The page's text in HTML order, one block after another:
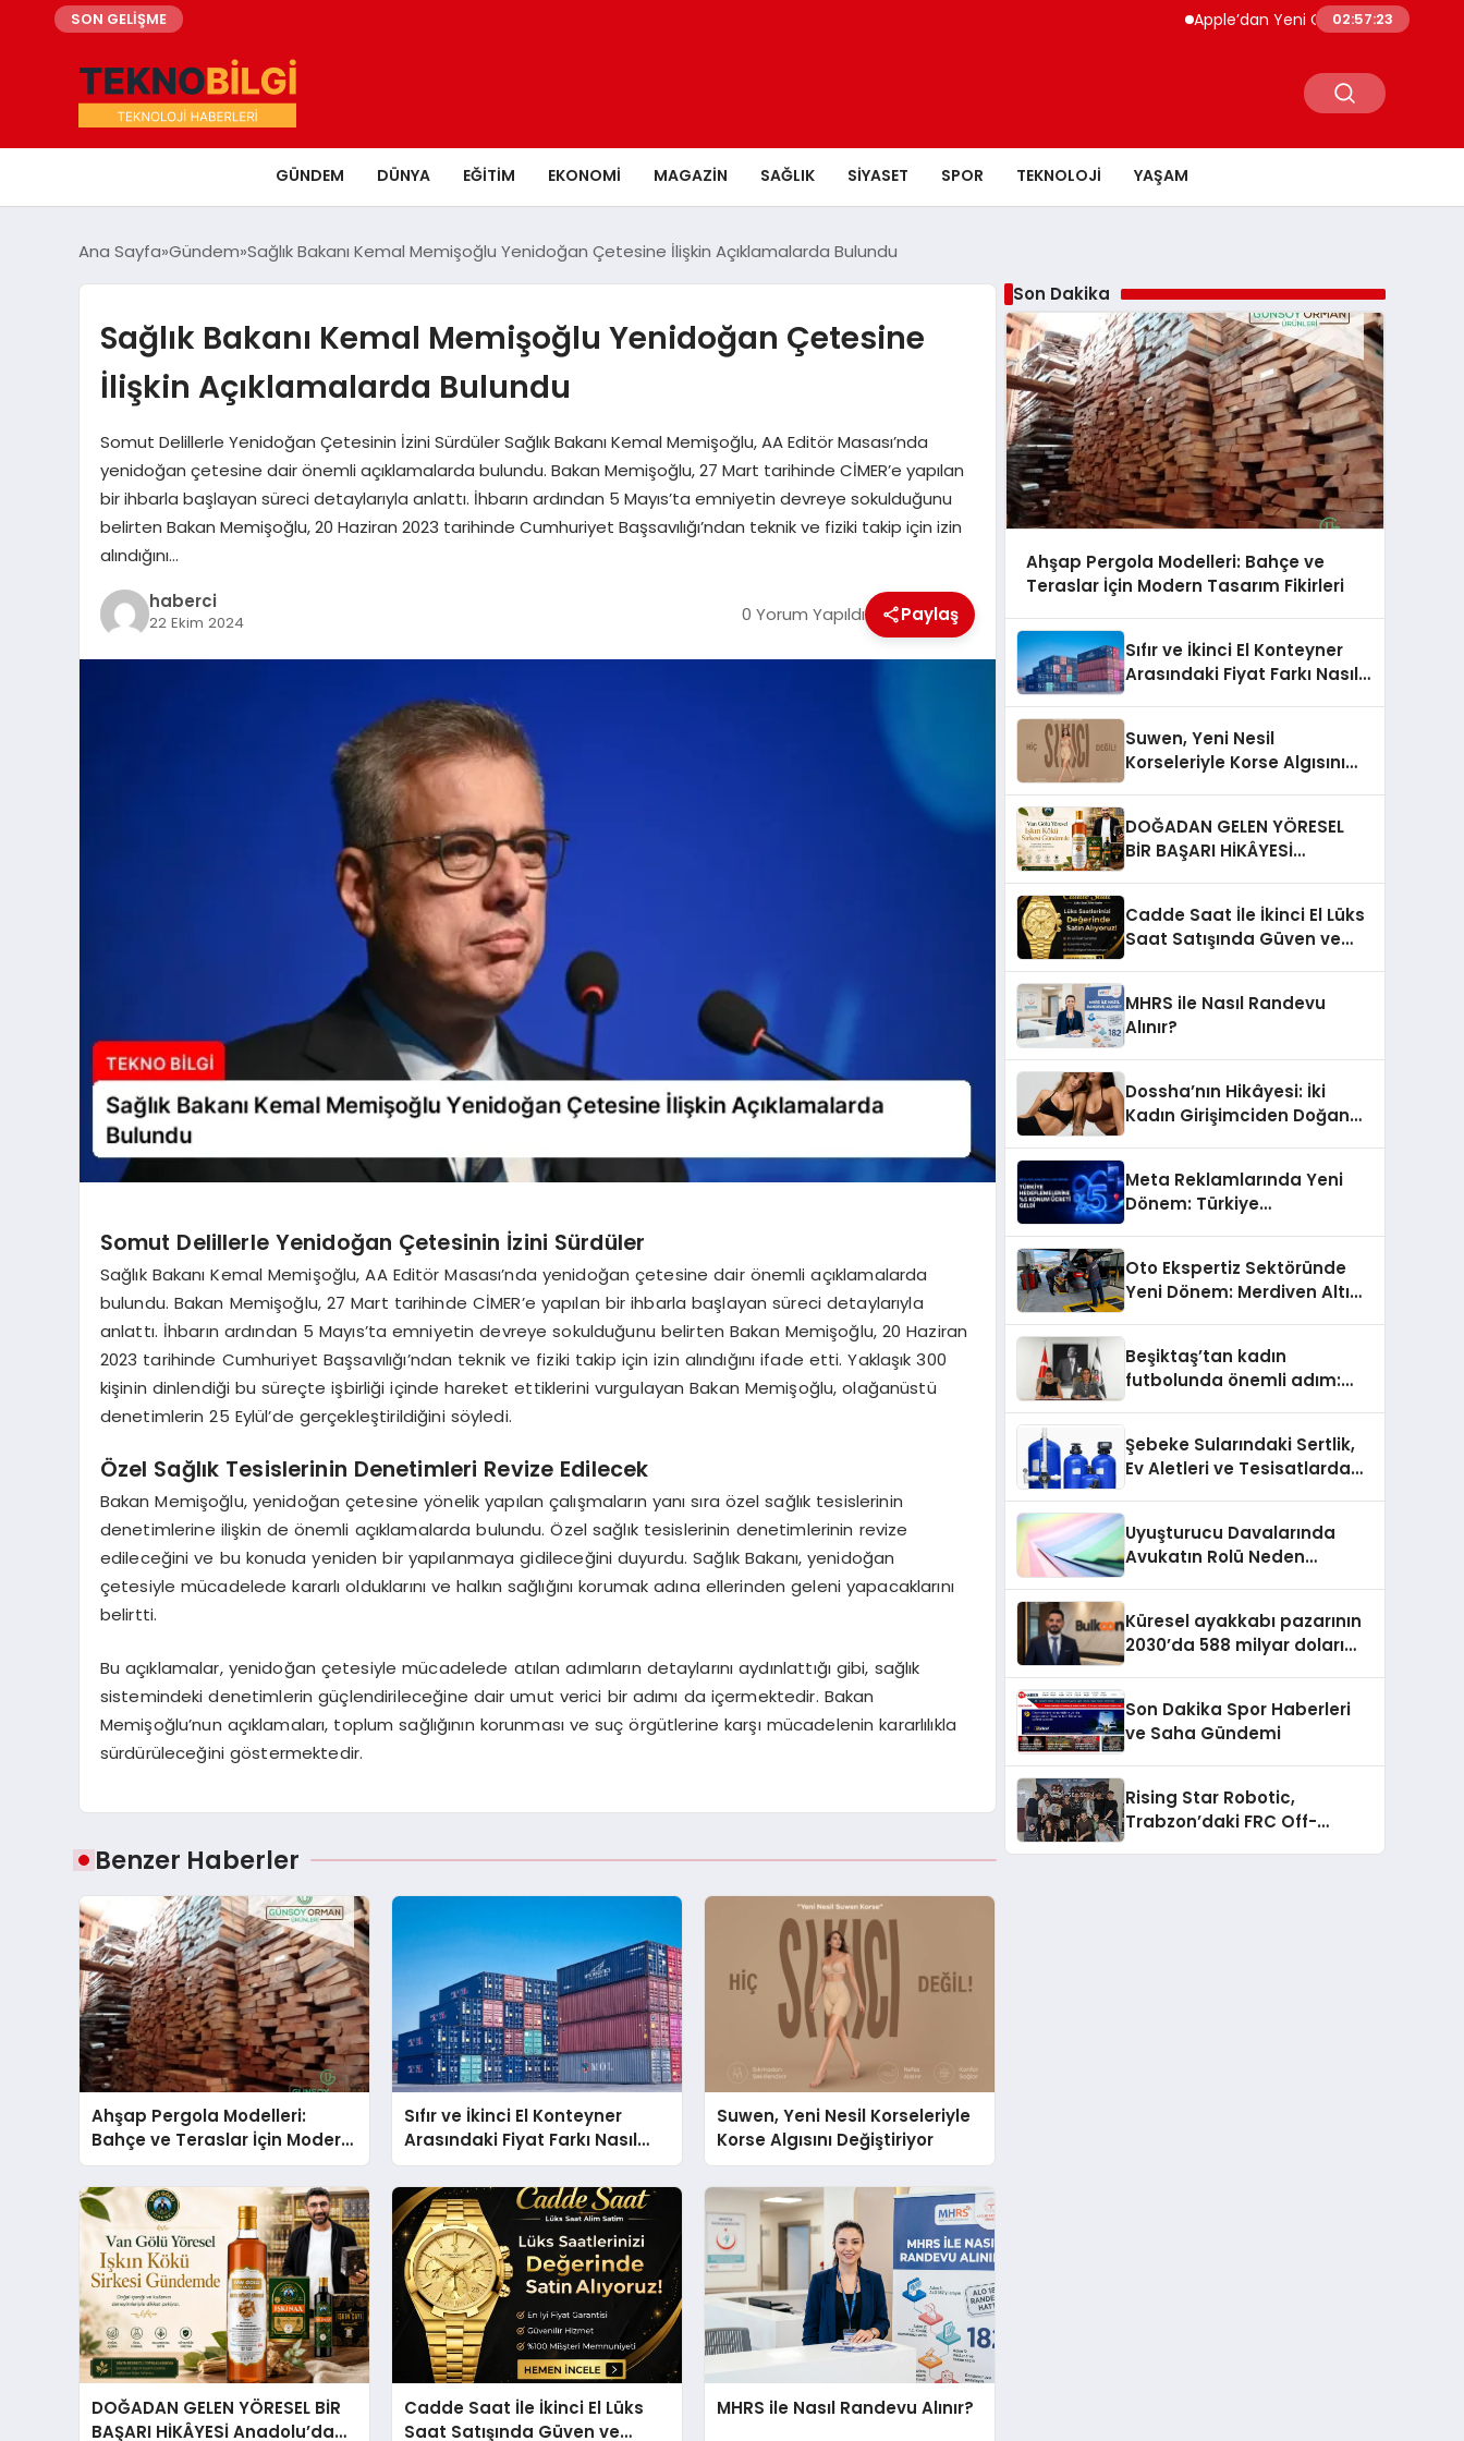
SON GELİŞME Apple’dan Yeni Cihaz Kiralama Dönemi
02:57:24
GÜNDEM DÜNYA EĞITIM EKONOMI MAGAZIN SAĞLIK SIYASET SPOR TEKNOLOJI YAŞAM
Ana Sayfa Gündem Sağlık Bakanı Kemal Memişoğlu Yenidoğan Çetesine İlişkin Açıklamalarda Bulundu
Sağlık Bakanı Kemal Memişoğlu Yenidoğan Çetesine
İlişkin Açıklamalarda Bulundu
Somut Delillerle Yenidoğan Çetesinin İzini Sürdüler Sağlık Bakanı Kemal Memişoğlu, AA Editör Masası’nda
yenidoğan çetesine dair önemli açıklamalarda bulundu. Bakan Memişoğlu, 27 Mart tarihinde CİMER’e yapılan
bir ihbarla başlayan süreci detaylarıyla anlattı. İhbarın ardından 5 Mayıs’ta emniyetin devreye sokulduğunu
belirten Bakan Memişoğlu, 20 Haziran 2023 tarihinde Cumhuriyet Başsavılığı’ndan teknik ve fiziki takip için izin
alındığını…
haberci
22 Ekim 2024 0 Yorum Yapıldı Paylaş
Somut Delillerle Yenidoğan Çetesinin İzini Sürdüler
Sağlık Bakanı Kemal Memişoğlu, AA Editör Masası’nda yenidoğan çetesine dair önemli açıklamalarda
bulundu. Bakan Memişoğlu, 27 Mart tarihinde CİMER’e yapılan bir ihbarla başlayan süreci detaylarıyla
anlattı. İhbarın ardından 5 Mayıs’ta emniyetin devreye sokulduğunu belirten Bakan Memişoğlu, 20 Haziran
2023 tarihinde Cumhuriyet Başsavılığı’ndan teknik ve fiziki takip için izin alındığını ifade etti. Yaklaşık 300
kişinin dinlendiği bu süreçte işbirliği içinde hareket ettiklerini vurgulayan Bakan Memişoğlu, olağanüstü
denetimlerin 25 Eylül’de gerçekleştirildiğini söyledi.
Özel Sağlık Tesislerinin Denetimleri Revize Edilecek
Bakan Memişoğlu, yenidoğan çetesine yönelik yapılan çalışmaların yanı sıra özel sağlık tesislerinin
denetimlerine ilişkin de önemli açıklamalarda bulundu. Özel sağlık tesislerinin denetimlerinin revize
edileceğini ve bu konuda yeniden bir yapılanmaya gidileceğini duyurdu. Sağlık Bakanı, yenidoğan
çetesiyle mücadelede kararlı olduklarını ve halkın sağlığını korumak adına ellerinden geleni yapacaklarını
belirtti.
Bu açıklamalar, yenidoğan çetesiyle mücadelede atılan adımların detaylarını aydınlattığı gibi, sağlık
sistemindeki denetimlerin güçlendirileceğine dair umut verici bir adımı da içermektedir. Bakan
Memişoğlu’nun açıklamaları, toplum sağlığının korunması ve suç örgütlerine karşı mücadelenin kararlılıkla
sürdürüleceğini göstermektedir.
Benzer Haberler
Ahşap Pergola Modelleri:
Bahçe ve Teraslar İçin Modern
Tasarım Fikirleri
Sıfır ve İkinci El Konteyner
Arasındaki Fiyat Farkı Nasıl
Oluşur?
Suwen, Yeni Nesil Korseleriyle
Korse Algısını Değiştiriyor
DOĞADAN GELEN YÖRESEL BİR
BAŞARI HİKÂYESİ Anadolu’dan
Cadde Saat İle İkinci El Lüks
Saat Satışında Güven ve
MHRS ile Nasıl Randevu Alınır?
Son Dakika
Ahşap Pergola Modelleri: Bahçe ve
Teraslar İçin Modern Tasarım Fikirleri
Sıfır ve İkinci El Konteyner
Arasındaki Fiyat Farkı Nasıl
Suwen, Yeni Nesil
Korseleriyle Korse Algısını
DOĞADAN GELEN YÖRESEL
BİR BAŞARI HİKÂYESİ
Yöresel Işkın Kökü Sirkesi
Cadde Saat İle İkinci El Lüks
Saat Satışında Güven ve
MHRS ile Nasıl Randevu
Alınır?
Dossha’nın Hikâyesi: İki
Kadın Girişimciden Doğan
Meta Reklamlarında Yeni
Dönem: Türkiye
Oto Ekspertiz Sektöründe
Yeni Dönem: Merdiven Altı
Beşiktaş’tan kadın
futbolunda önemli adım:
Gündoğdu kulüp hafızasını
geleceğe taşıyacak
Şebeke Sularındaki Sertlik,
Ev Aletleri ve Tesisatlarda
Uyuşturucu Davalarında
Avukatın Rolü Neden
Küresel ayakkabı pazarının
2030’da 588 milyar doları
Son Dakika Spor Haberleri
ve Saha Gündemi
Rising Star Robotic,
Trabzon’daki FRC Off-